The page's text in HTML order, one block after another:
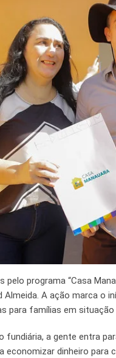
programa “Casa
Almeida. A ação marca
para famílias em situação
fundiária, a gente entra
economizar dinheiro